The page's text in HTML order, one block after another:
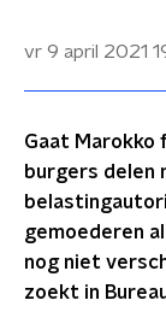
vr 9 april 2021
Gaat Marokko
burgers delen
gemoederen
nog niet
zoekt in